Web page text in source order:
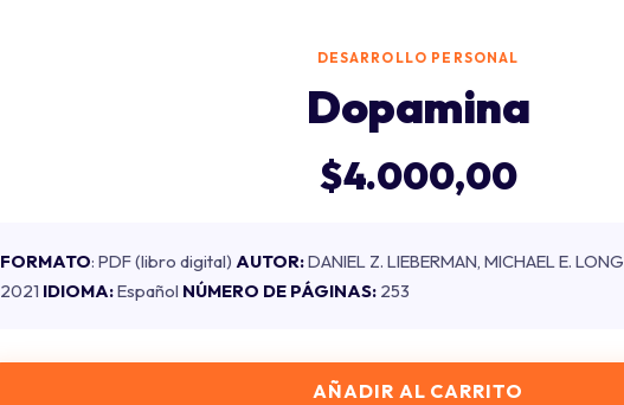
DESARROLLO PERSONAL
Dopamina
$4.000,00
FORMATO: PDF (libro digital) AUTOR:DANIEL Z. LIEBERMAN, MICHAEL E. LONG
2021 IDIOMA:Español NÚMERO DE PÁGINAS: 253
AÑADIR AL CARRITO